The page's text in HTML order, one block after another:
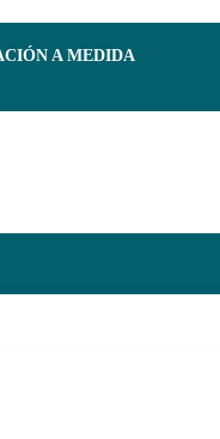
A MEDIDA